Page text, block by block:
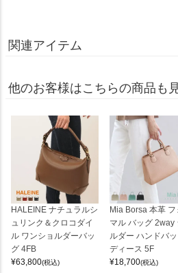
関連アイテム
他のお客様はこちらの商品も
HALEINE ナチュラルシ
ュリンク＆クロコダイ
ル ワンショルダーバッ
グ 4FB
¥63,800(税込)
Mia Borsa 本革 フ
マル バッグ 2way
ルダー ハンドバ
ディース 5F
¥18,700(税込)